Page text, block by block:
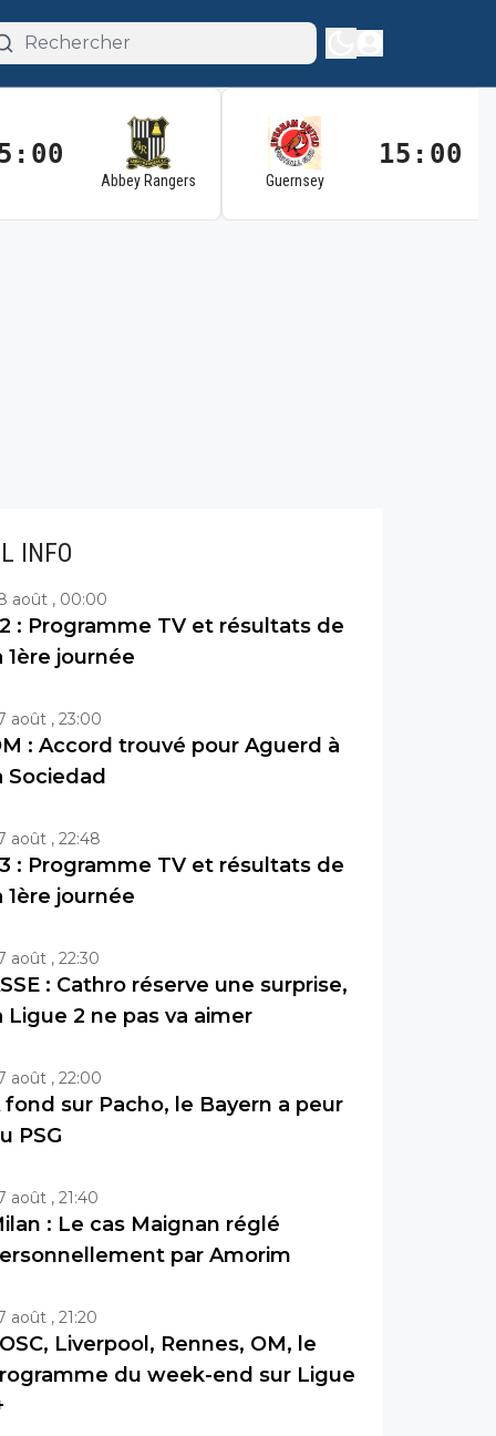
Abbey Rangers Guernsey
15:00
INFO
août , 00:00
: Programme TV et résultats de
1ère journée
août , 23:00
: Accord trouvé pour Aguerd à
Sociedad
août , 22:48
: Programme TV et résultats de
1ère journée
août , 22:30
: Cathro réserve une surprise,
Ligue 2 ne pas va aimer
août , 22:00
fond sur Pacho, le Bayern a peur
PSG
août , 21:40
: Le cas Maignan réglé
par Amorim
août , 21:20
Liverpool, Rennes, OM, le
du week-end sur Ligue